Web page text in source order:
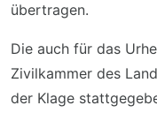
übertragen.
Die auch für das
Zivilkammer des
der Klage